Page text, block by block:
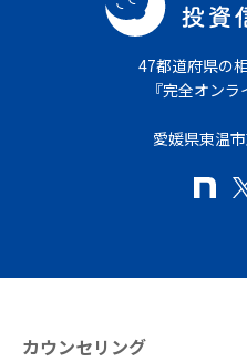
47都道府県の
『完全オンラ
愛媛県東温
カウンセリング